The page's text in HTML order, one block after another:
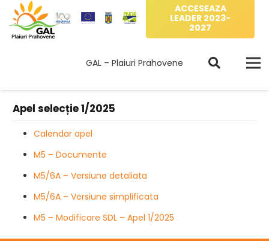
ACCESEAZA
LEADER 2023-
2027
GAL – Plaiuri Prahovene
Apel selecție 1/2025
Calendar apel
M5 – Documente
M5/6A – Versiune detaliata
M5/6A – Versiune simplificata
M5 – Modificare SDL – Apel 1/2025